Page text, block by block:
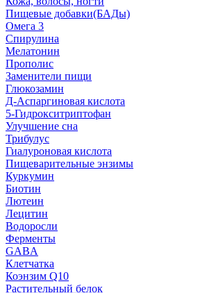
Пищевые добавки(БАДы)
Омега 3
Спирулина
Мелатонин
Прополис
Заменители пищи
Глюкозамин
Д-Аспаргиновая кислота
5-Гидрокситриптофан
Улучшение сна
Трибулус
Гиалуроновая кислота
Пищеварительные энзимы
Куркумин
Биотин
Лютеин
Лецитин
Водоросли
Ферменты
GABA
Клетчатка
Коэнзим Q10
Растительный белок